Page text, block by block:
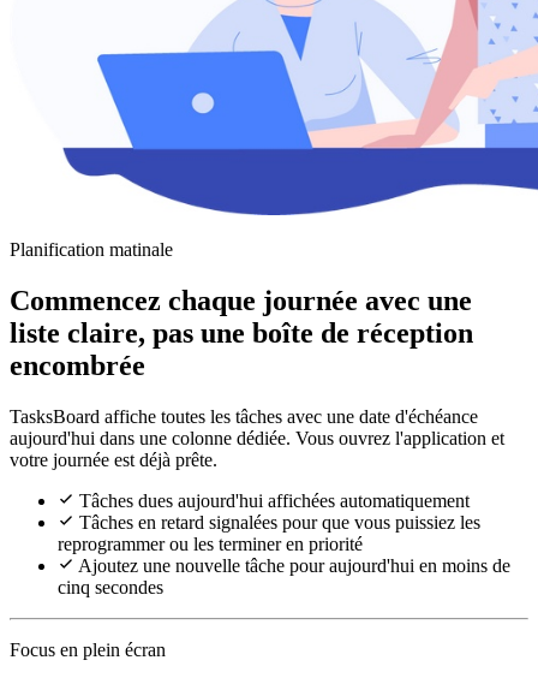
Planification matinale
Commencez chaque journée avec une
liste claire, pas une boîte de réception
encombrée
TasksBoard affiche toutes les tâches avec une date d'échéance
aujourd'hui dans une colonne dédiée. Vous ouvrez l'application et
votre journée est déjà prête.
Tâches dues aujourd'hui affichées automatiquement
Tâches en retard signalées pour que vous puissiez les
reprogrammer ou les terminer en priorité
Ajoutez une nouvelle tâche pour aujourd'hui en moins de
cinq secondes
Focus en plein écran